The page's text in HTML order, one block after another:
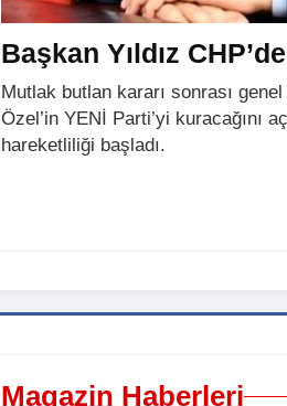
Başkan Yıldız
Mutlak butlan kararı sonrası
Özel’in YENİ Parti’yi kuracağını
hareketliliği başladı.
Magazin Haberleri